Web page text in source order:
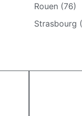
Rouen (76)
Strasbourg